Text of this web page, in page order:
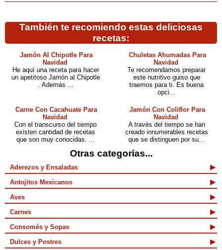
También te recomiendo estas deliciosas
recetas:
Jamón Al Chipotle Para
Navidad
He aquí una receta para hacer
un apetitoso Jamón al Chipotle
. Además ...
Chuletas Ahumadas Para
Navidad
Te recomendamos preparar
este nutritivo guiso que
traemos para ti. Es buena
opci...
Carne Con Cacahuate Para
Navidad
Con el transcurso del tiempo
existen cantidad de recetas
que son muy conocidas. ...
Jamón Con Coliflor Para
Navidad
A través del tiempo se han
creado innumerables recetas
que se distinguen por su...
Otras categorías...
Aderezos y Ensaladas
Antojitos Mexicanos
Aves
Carnes
Consomés y Sopas
Dulces y Postres